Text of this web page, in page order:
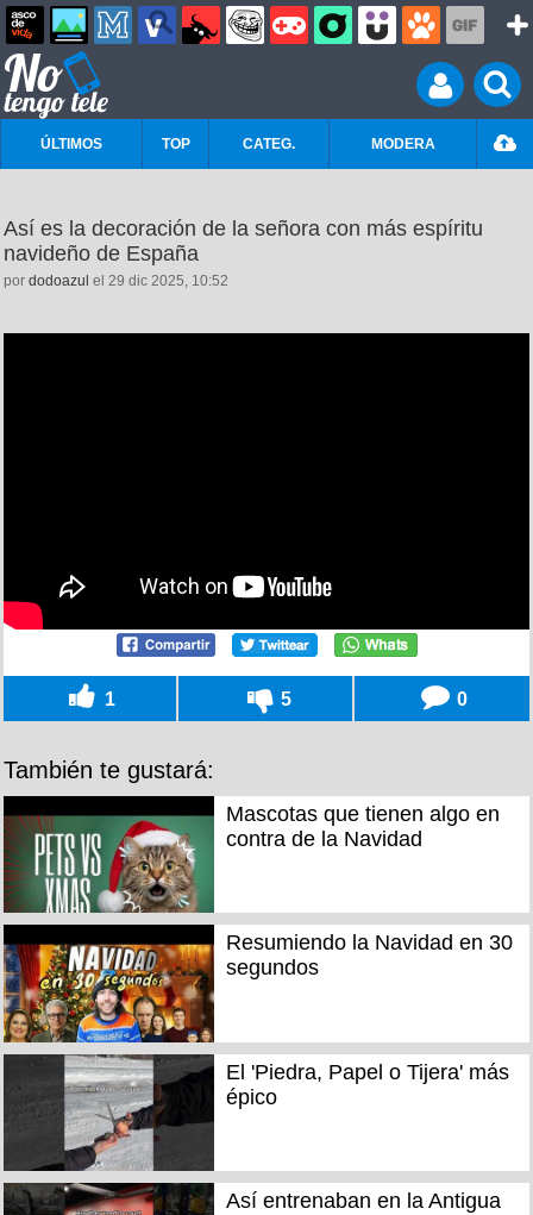
ÚLTIMOS TOP CATEG. MODERA
Así es la decoración de la señora con más espíritu
navideño de España
por dodoazul el 29 dic 2025, 10:52
1 5 0
También te gustará:
Mascotas que tienen algo en
contra de la Navidad
Resumiendo la Navidad en 30
segundos
El 'Piedra, Papel o Tijera' más
épico
Así entrenaban en la Antigua